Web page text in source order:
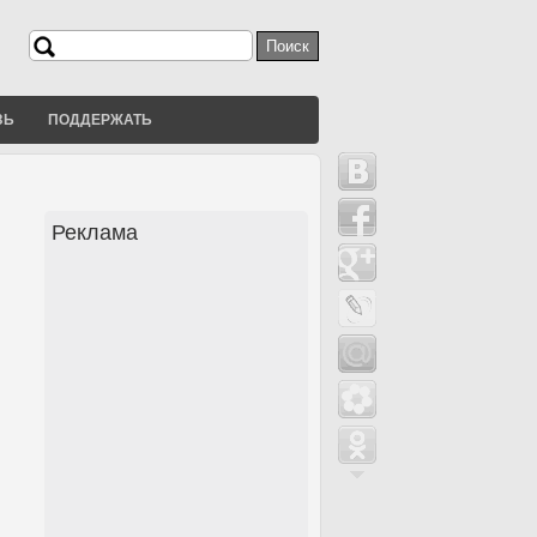
Форма поиска
Поиск
ПОДДЕРЖАТЬ
Реклама